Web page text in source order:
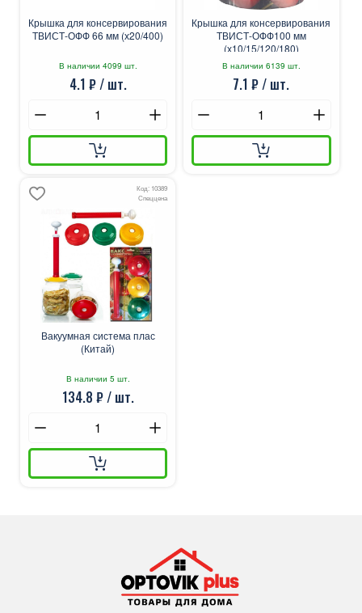
Крышка для консервирования
ТВИСТ-ОФФ 66 мм (х20/400)
В наличии 4099 шт.
4.1 ₽ / шт.
Крышка для консервирования
ТВИСТ-ОФФ100 мм
(х10/15/120/180)
В наличии 6139 шт.
7.1 ₽ / шт.
Код: 10389
Спеццена
Вакуумная система плас
(Китай)
В наличии 5 шт.
134.8 ₽ / шт.